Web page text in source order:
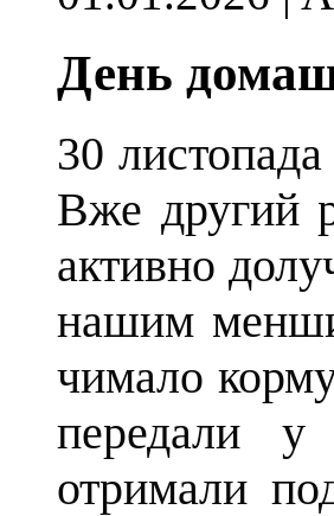
День
30
Вже другий
активно
нашим
чимало
передали
отримали